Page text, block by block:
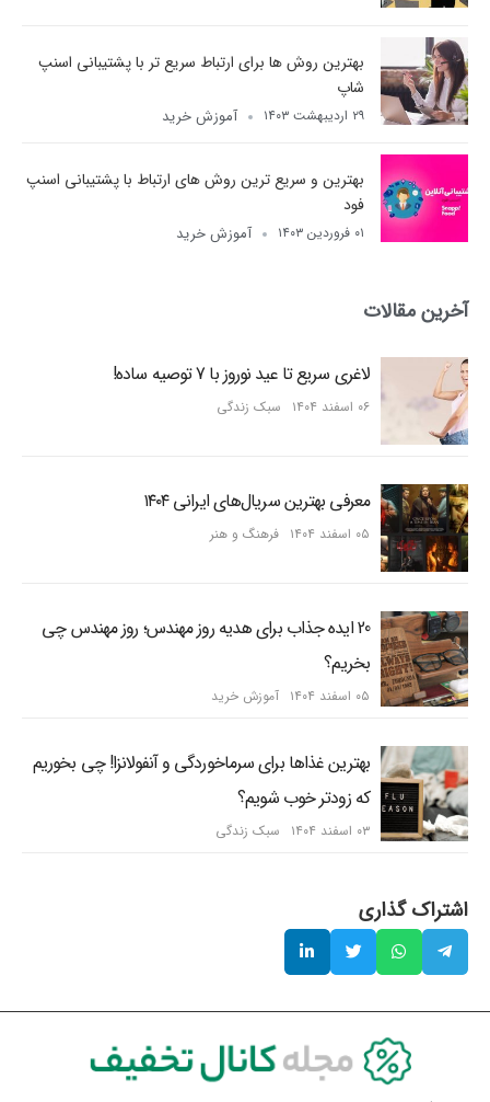
بهترین روش ها برای ارتباط سریع تر با پشتیبانی اسنپ
شاپ
۲۹ اردیبهشت ۱۴۰۳ آموزش خرید
بهترین و سریع ترین روش های ارتباط با پشتیبانی اسنپ
فود
۰۱ فروردین ۱۴۰۳ آموزش خرید
آخرین مقالات
لاغری سریع تا عید نوروز با 7 توصیه ساده!
۰۶ اسفند ۱۴۰۴ سبک زندگی
معرفی بهترین سریال‌های ایرانی ۱۴۰۴
۰۵ اسفند ۱۴۰۴ فرهنگ و هنر
20 ایده جذاب برای هدیه روز مهندس؛ روز مهندس چی
بخریم؟
۰۵ اسفند ۱۴۰۴ آموزش خرید
بهترین غذاها برای سرماخوردگی و آنفولانزا! چی بخوریم
که زودتر خوب شویم؟
۰۳ اسفند ۱۴۰۴ سبک زندگی
اشتراک گذاری